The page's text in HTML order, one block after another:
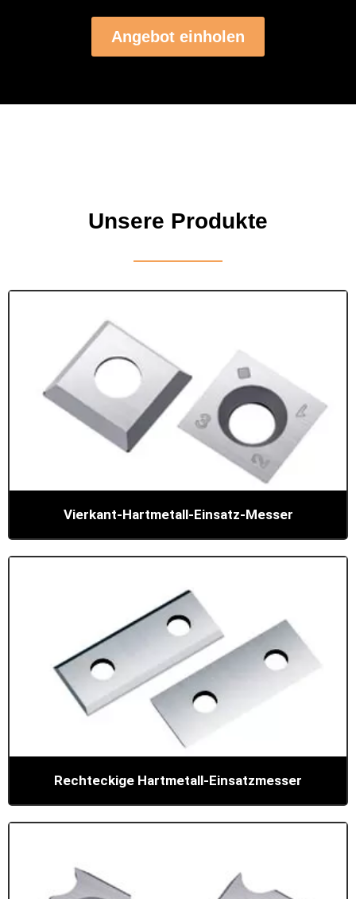
Angebot einholen
Unsere Produkte
Vierkant-Hartmetall-Einsatz-Messer
Rechteckige Hartmetall-Einsatzmesser